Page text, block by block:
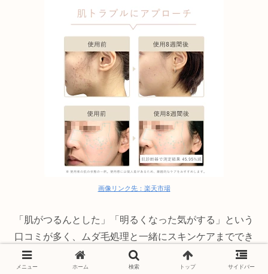
画像リンク先：楽天市場
「肌がつるんとした」「明るくなった気がする」という
口コミが多く、ムダ毛処理と一緒にスキンケアまででき
るのが嬉しいポイントです！
メニュー ホーム 検索 トップ サイドバー